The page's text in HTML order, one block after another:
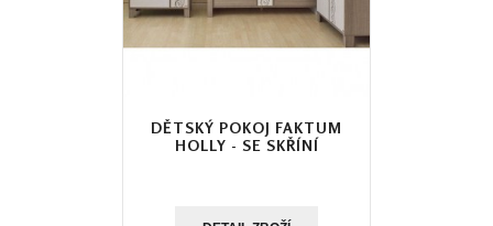
DĚTSKÝ POKOJ FAKTUM
HOLLY - SE SKŘÍNÍ